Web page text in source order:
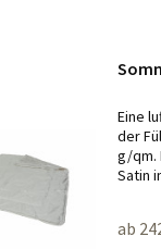
Eine
der
g/qm.
Satin
ab